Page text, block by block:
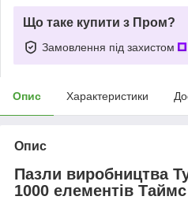
Що таке купити з Пром?
Замовлення під захистом
Опис Характеристики
Опис
Пазли виробництва
1000 елементів